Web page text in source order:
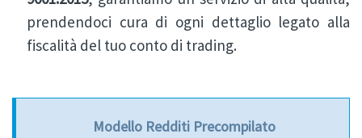
prendendoci cura di ogni dettaglio legato alla
fiscalità del tuo conto di trading.
Modello Redditi Precompilato